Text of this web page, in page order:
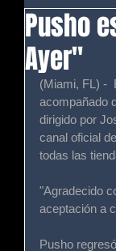
Pusho
Ayer"
(Miami, FL) -
acompañado
dirigido por
canal oficial
todas las
"Agradecido
aceptación a
Pusho